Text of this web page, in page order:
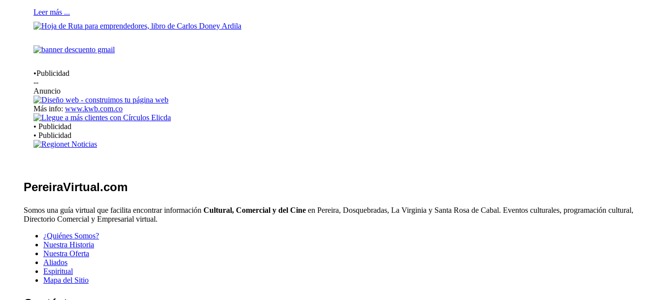
Leer más ...
•Publicidad
--
Anuncio
Más info: www.kwb.com.co
• Publicidad
• Publicidad
PereiraVirtual.com
Somos una guía virtual que facilita encontrar información Cultural, Comercial y del Cine en Pereira, Dosquebradas, La Virginia y Santa Rosa de Cabal. Eventos culturales, programación cultural,
Directorio Comercial y Empresarial virtual.
¿Quiénes Somos?
Nuestra Historia
Nuestra Oferta
Aliados
Espiritual
Mapa del Sitio